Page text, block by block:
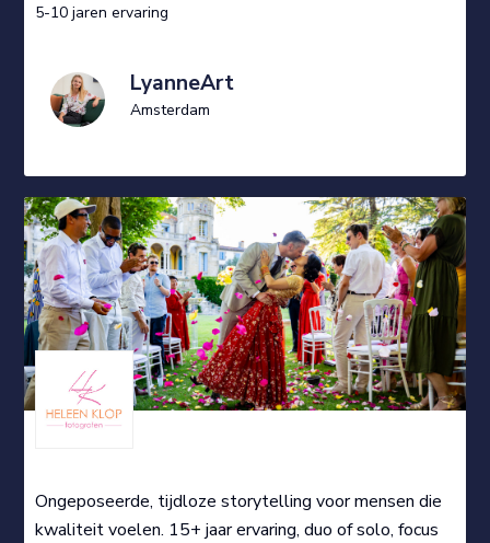
5-10 jaren ervaring
LyanneArt
Amsterdam
Ongeposeerde, tijdloze storytelling voor mensen die
kwaliteit voelen. 15+ jaar ervaring, duo of solo, focus